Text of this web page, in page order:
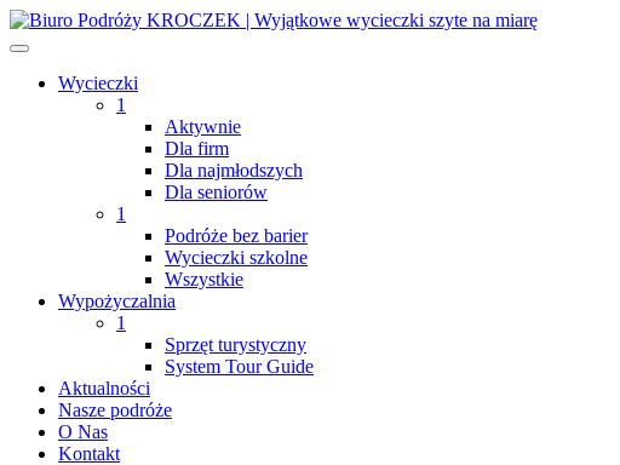
Wycieczki
1
Aktywnie
Dla firm
Dla najmłodszych
Dla seniorów
1
Podróże bez barier
Wycieczki szkolne
Wszystkie
Wypożyczalnia
1
Sprzęt turystyczny
System Tour Guide
Aktualności
Nasze podróże
O Nas
Kontakt